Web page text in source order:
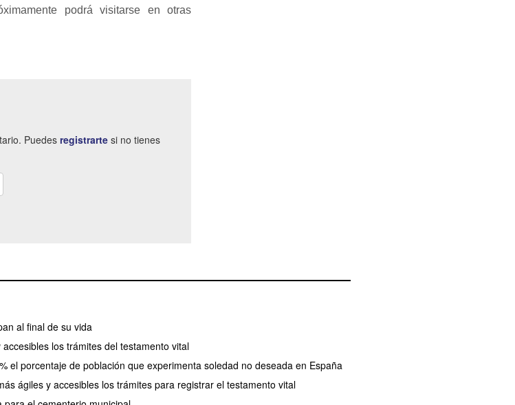
podrá visitarse en otras
Puedes registrarte si no tienes
al final de su vida
los trámites del testamento vital
el porcentaje de población que experimenta soledad no deseada en España
ágiles y accesibles los trámites para registrar el testamento vital